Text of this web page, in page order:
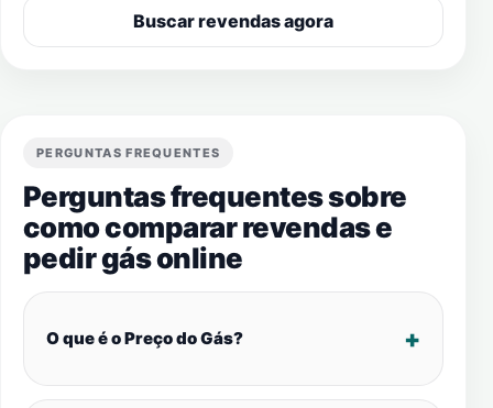
Buscar revendas agora
PERGUNTAS FREQUENTES
Perguntas frequentes sobre
como comparar revendas e
pedir gás online
O que é o Preço do Gás?